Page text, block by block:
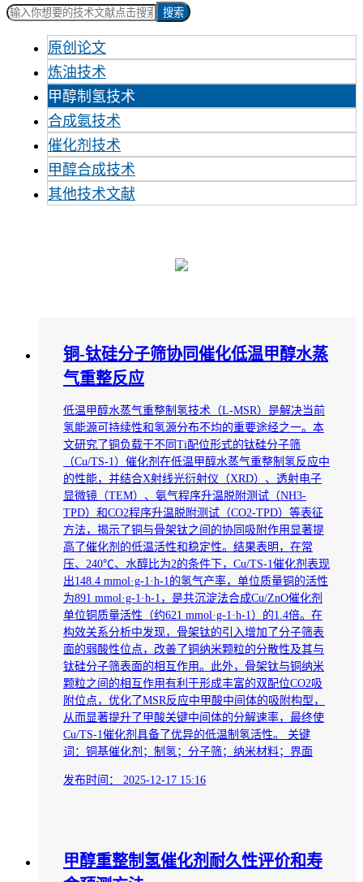
搜索
原创论文
炼油技术
甲醇制氢技术
合成氨技术
催化剂技术
甲醇合成技术
其他技术文献
铜-钛硅分子筛协同催化低温甲醇水蒸
气重整反应
低温甲醇水蒸气重整制氢技术（L-MSR）是解决当前
氢能源可持续性和氢源分布不均的重要途经之一。本
文研究了铜负载于不同Ti配位形式的钛硅分子筛
（Cu/TS-1）催化剂在低温甲醇水蒸气重整制氢反应中
的性能，并结合X射线光衍射仪（XRD）、透射电子
显微镜（TEM）、氨气程序升温脱附测试（NH3-
TPD）和CO2程序升温脱附测试（CO2-TPD）等表征
方法，揭示了铜与骨架钛之间的协同吸附作用显著提
高了催化剂的低温活性和稳定性。结果表明，在常
压、240℃、水醇比为2的条件下，Cu/TS-1催化剂表现
出148.4 mmol·g-1·h-1的氢气产率，单位质量铜的活性
为891 mmol·g-1·h-1，是共沉淀法合成Cu/ZnO催化剂
单位铜质量活性（约621 mmol·g-1·h-1）的1.4倍。在
构效关系分析中发现，骨架钛的引入增加了分子筛表
面的弱酸性位点，改善了铜纳米颗粒的分散性及其与
钛硅分子筛表面的相互作用。此外，骨架钛与铜纳米
颗粒之间的相互作用有利于形成丰富的双配位CO2吸
附位点，优化了MSR反应中甲酸中间体的吸附构型，
从而显著提升了甲酸关键中间体的分解速率，最终使
Cu/TS-1催化剂具备了优异的低温制氢活性。 关键
词：铜基催化剂；制氢；分子筛；纳米材料；界面
发布时间： 2025-12-17 15:16
甲醇重整制氢催化剂耐久性评价和寿